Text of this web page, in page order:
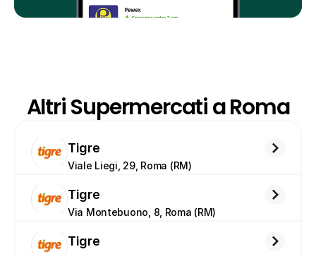
Altri Supermercati a Roma
Tigre
Viale Liegi, 29, Roma (RM)
Tigre
Via Montebuono, 8, Roma (RM)
Tigre